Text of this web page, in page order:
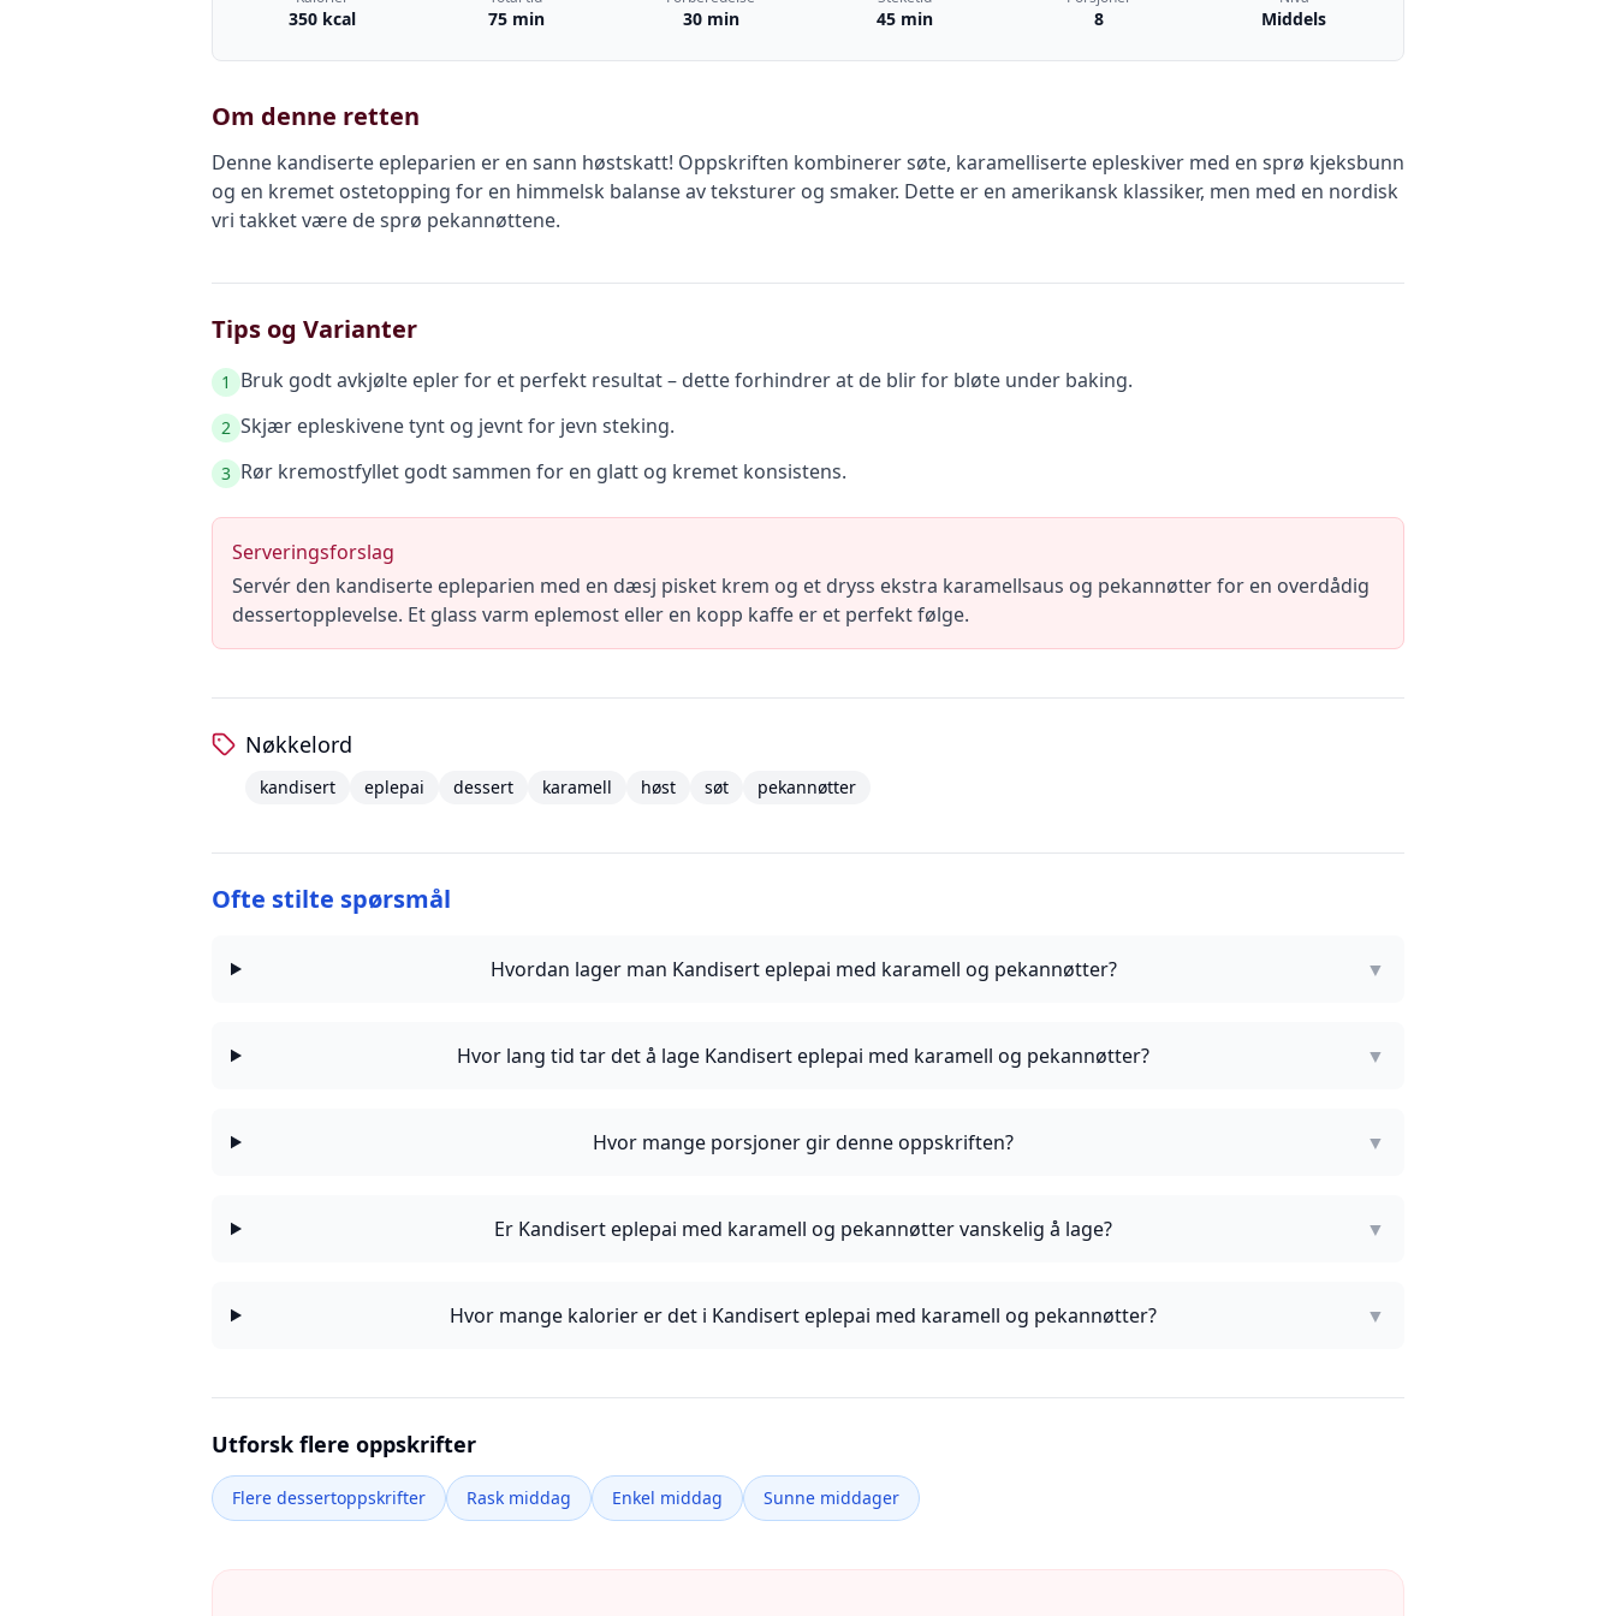
350 kcal 75 min 30 min 45 min 8 Middels
Om denne retten
Denne kandiserte epleparien er en sann høstskatt! Oppskriften kombinerer søte, karamelliserte epleskiver med en sprø kjeksbunn
og en kremet ostetopping for en himmelsk balanse av teksturer og smaker. Dette er en amerikansk klassiker, men med en nordisk
vri takket være de sprø pekannøttene.
Tips og Varianter
1 Bruk godt avkjølte epler for et perfekt resultat – dette forhindrer at de blir for bløte under baking.
2 Skjær epleskivene tynt og jevnt for jevn steking.
3 Rør kremostfyllet godt sammen for en glatt og kremet konsistens.
Serveringsforslag
Servér den kandiserte epleparien med en dæsj pisket krem og et dryss ekstra karamellsaus og pekannøtter for en overdådig
dessertopplevelse. Et glass varm eplemost eller en kopp kaffe er et perfekt følge.
Nøkkelord
kandisert eplepai dessert karamell høst søt pekannøtter
Ofte stilte spørsmål
Hvordan lager man Kandisert eplepai med karamell og pekannøtter? ▼
Hvor lang tid tar det å lage Kandisert eplepai med karamell og pekannøtter? ▼
Hvor mange porsjoner gir denne oppskriften? ▼
Er Kandisert eplepai med karamell og pekannøtter vanskelig å lage? ▼
Hvor mange kalorier er det i Kandisert eplepai med karamell og pekannøtter? ▼
Utforsk flere oppskrifter
Flere dessertoppskrifter Rask middag Enkel middag Sunne middager